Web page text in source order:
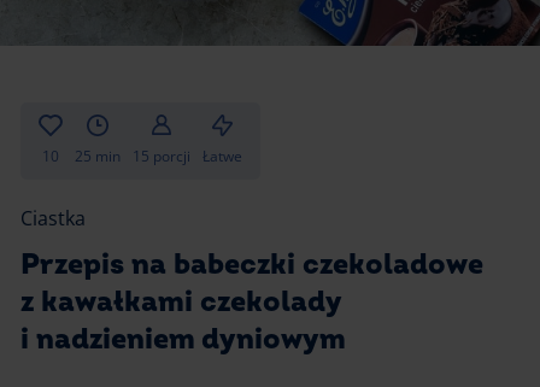
Inne
Ciasta i desery
Napoje i koktajle
Desery i przekąski
10 25 min 15 porcji Łatwe
Ciastka
Przepis na babeczki czekoladowe
z kawałkami czekolady
i nadzieniem dyniowym